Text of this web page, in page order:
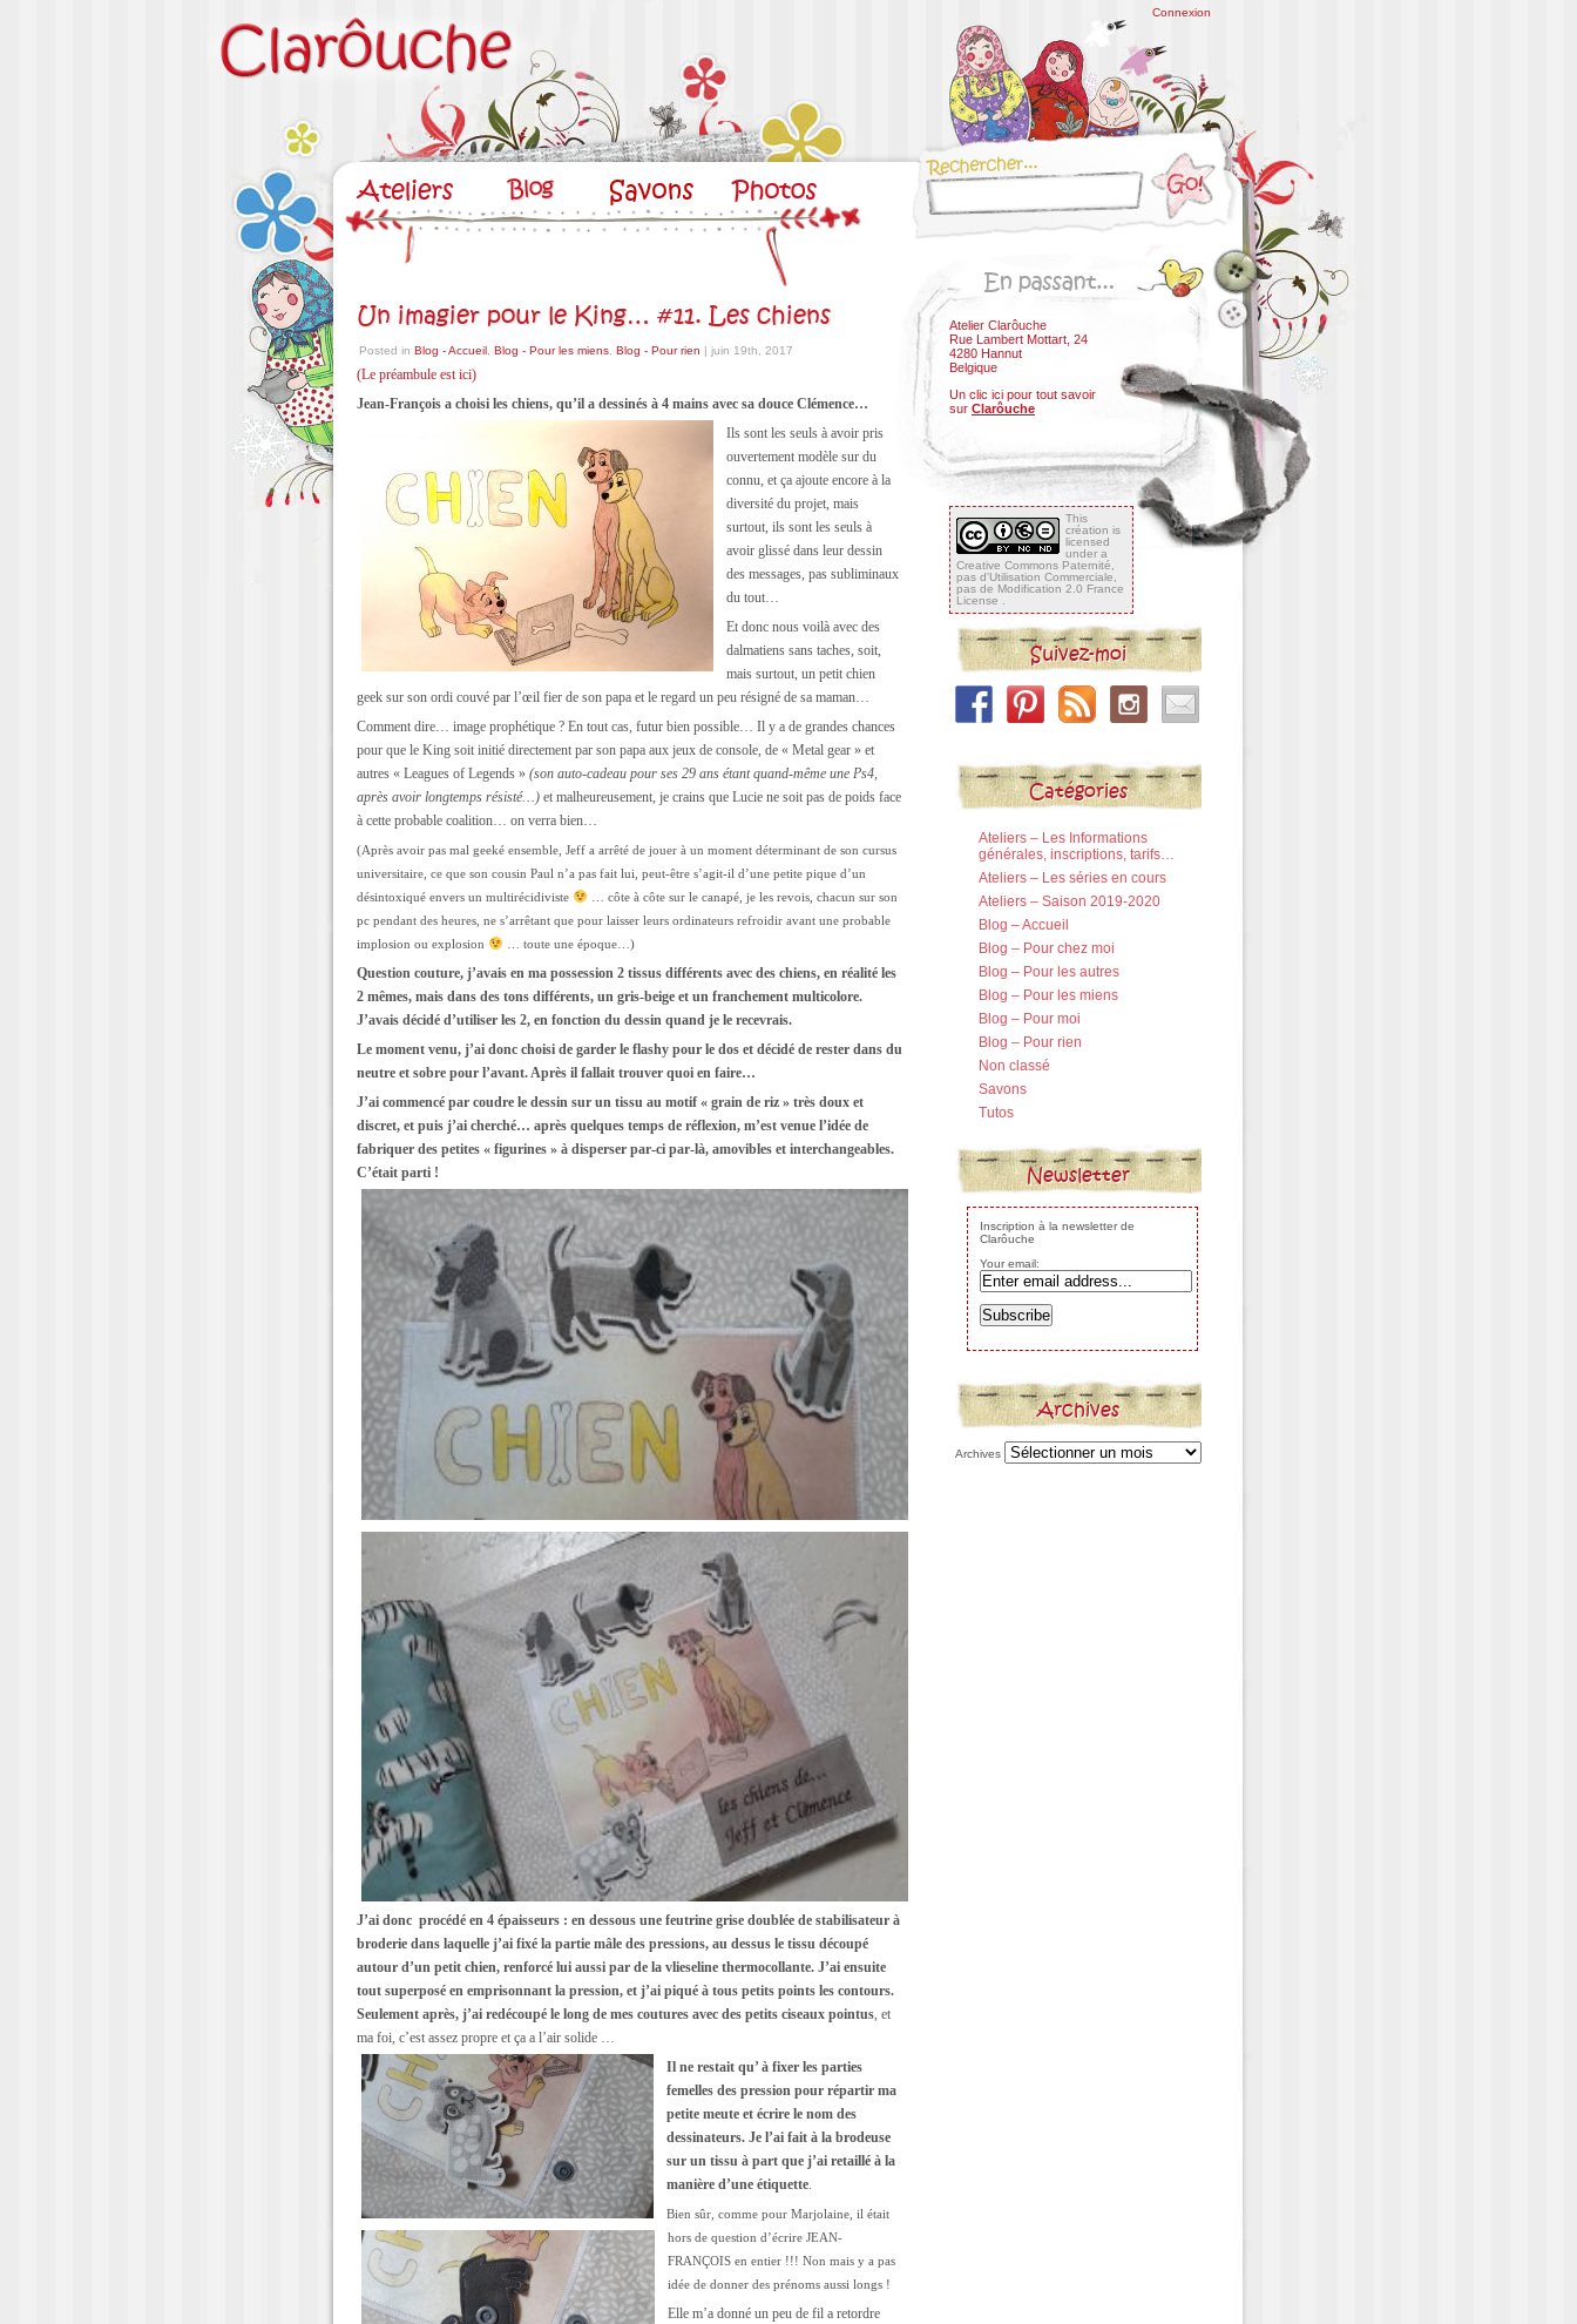
Connexion
Un imagier pour le King… #11. Les chiens
Posted in Blog - Accueil Blog - Pour les miens Blog - Pour rien | juin 19th, 2017
(Le préambule est ici)
Jean-François a choisi les chiens, qu’il a dessinés à 4 mains avec sa douce Clémence…
Ils sont les seuls à avoir pris
ouvertement modèle sur du
connu, et ça ajoute encore à la
diversité du projet, mais
surtout, ils sont les seuls à
avoir glissé dans leur dessin
des messages, pas subliminaux
du tout…
Et donc nous voilà avec des
dalmatiens sans taches, soit,
mais surtout, un petit chien
geek sur son ordi couvé par l’œil fier de son papa et le regard un peu résigné de sa maman…
Comment dire… image prophétique ? En tout cas, futur bien possible… Il y a de grandes chances
pour que le King soit initié directement par son papa aux jeux de console, de « Metal gear » et
autres « Leagues of Legends » (son auto-cadeau pour ses 29 ans étant quand-même une Ps4,
après avoir longtemps résisté…) et malheureusement, je crains que Lucie ne soit pas de poids face
à cette probable coalition… on verra bien…
(Après avoir pas mal geeké ensemble, Jeff a arrêté de jouer à un moment déterminant de son cursus
universitaire, ce que son cousin Paul n’a pas fait lui, peut-être s’agit-il d’une petite pique d’un
désintoxiqué envers un multirécidiviste
… côte à côte sur le canapé, je les revois, chacun sur son
pc pendant des heures, ne s’arrêtant que pour laisser leurs ordinateurs refroidir avant une probable
implosion ou explosion
… toute une époque…)
Question couture, j’avais en ma possession 2 tissus différents avec des chiens, en réalité les
2 mêmes, mais dans des tons différents, un gris-beige et un franchement multicolore.
J’avais décidé d’utiliser les 2, en fonction du dessin quand je le recevrais.
Le moment venu, j’ai donc choisi de garder le flashy pour le dos et décidé de rester dans du
neutre et sobre pour l’avant. Après il fallait trouver quoi en faire…
J’ai commencé par coudre le dessin sur un tissu au motif « grain de riz » très doux et
discret, et puis j’ai cherché… après quelques temps de réflexion, m’est venue l’idée de
fabriquer des petites « figurines » à disperser par-ci par-là, amovibles et interchangeables.
C’était parti !
J’ai donc procédé en 4 épaisseurs : en dessous une feutrine grise doublée de stabilisateur à
broderie dans laquelle j’ai fixé la partie mâle des pressions, au dessus le tissu découpé
autour d’un petit chien, renforcé lui aussi par de la vlieseline thermocollante. J’ai ensuite
tout superposé en emprisonnant la pression, et j’ai piqué à tous petits points les contours.
Seulement après, j’ai redécoupé le long de mes coutures avec des petits ciseaux pointus, et
ma foi, c’est assez propre et ça a l’air solide …
Il ne restait qu’ à fixer les parties
femelles des pression pour répartir ma
petite meute et écrire le nom des
dessinateurs. Je l’ai fait à la brodeuse
sur un tissu à part que j’ai retaillé à la
manière d’une étiquette.
Bien sûr, comme pour Marjolaine, il était
hors de question d’écrire JEAN-
FRANÇOIS en entier !!! Non mais y a pas
idée de donner des prénoms aussi longs !
Elle m’a donné un peu de fil a retordre
Atelier Clarôuche
Rue Lambert Mottart, 24
4280 Hannut
Belgique
Un clic ici pour tout savoir
sur Clarôuche
This
création is
licensed
under a
Creative Commons Paternité,
pas d'Utilisation Commerciale,
pas de Modification 2.0 France
License
Suivez-moi
Catégories
Ateliers – Les Informations
générales, inscriptions, tarifs…
Ateliers – Les séries en cours
Ateliers – Saison 2019-2020
Blog – Accueil
Blog – Pour chez moi
Blog – Pour les autres
Blog – Pour les miens
Blog – Pour moi
Blog – Pour rien
Non classé
Savons
Tutos
Newsletter
Inscription à la newsletter de
Clarôuche
Your email:
Archives
Archives